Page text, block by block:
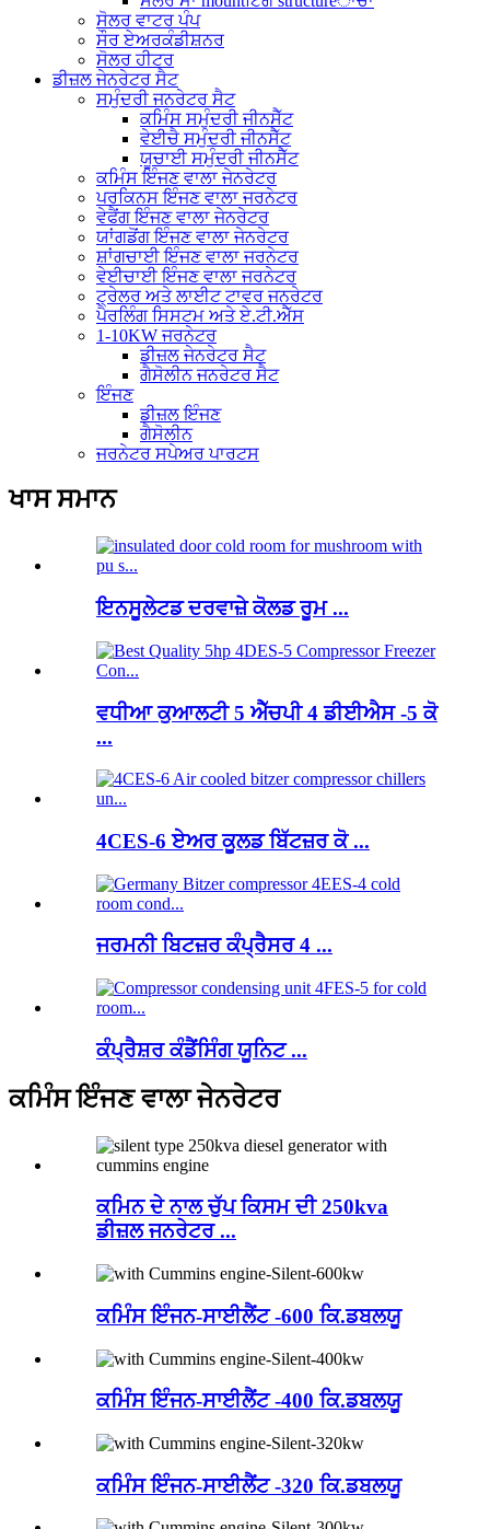
ਸੋਲਰ ਵਾਟਰ ਪੰਪ
ਸੌਰ ਏਅਰਕੰਡੀਸ਼ਨਰ
ਸੋਲਰ ਹੀਟਰ
ਡੀਜ਼ਲ ਜੇਨਰੇਟਰ ਸੈਟ
ਸਮੁੰਦਰੀ ਜਨਰੇਟਰ ਸੈਟ
ਕਮਿੰਸ ਸਮੁੰਦਰੀ ਜੀਨਸੈੱਟ
ਵੇਈਚੈ ਸਮੁੰਦਰੀ ਜੀਨਸੈੱਟ
ਯੂਚਾਈ ਸਮੁੰਦਰੀ ਜੀਨਸੈੱਟ
ਕਮਿੰਸ ਇੰਜਣ ਵਾਲਾ ਜੇਨਰੇਟਰ
ਪਰਕਿਨਸ ਇੰਜਣ ਵਾਲਾ ਜਰਨੇਟਰ
ਵੇਫੈਂਗ ਇੰਜਣ ਵਾਲਾ ਜੇਨਰੇਟਰ
ਯਾਂਗਡੋਂਗ ਇੰਜਣ ਵਾਲਾ ਜੇਨਰੇਟਰ
ਸ਼ਾਂਗਚਾਈ ਇੰਜਣ ਵਾਲਾ ਜਰਨੇਟਰ
ਵੇਈਚਾਈ ਇੰਜਣ ਵਾਲਾ ਜਰਨੇਟਰ
ਟ੍ਰੇਲਰ ਅਤੇ ਲਾਈਟ ਟਾਵਰ ਜਨਰੇਟਰ
ਪੈਰਲਿੰਗ ਸਿਸਟਮ ਅਤੇ ਏ.ਟੀ.ਐੱਸ
1-10KW ਜਰਨੇਟਰ
ਡੀਜ਼ਲ ਜੇਨਰੇਟਰ ਸੈਟ
ਗੈਸੋਲੀਨ ਜਨਰੇਟਰ ਸੈਟ
ਇੰਜਣ
ਡੀਜ਼ਲ ਇੰਜਣ
ਗੈਸੋਲੀਨ
ਜਰਨੇਟਰ ਸਪੇਅਰ ਪਾਰਟਸ
ਖਾਸ ਸਮਾਨ
ਇਨਸੂਲੇਟਡ ਦਰਵਾਜ਼ੇ ਕੋਲਡ ਰੂਮ ...
ਵਧੀਆ ਕੁਆਲਟੀ 5 ਐੱਚਪੀ 4 ਡੀਈਐਸ -5 ਕੋ
...
4CES-6 ਏਅਰ ਕੂਲਡ ਬਿੱਟਜ਼ਰ ਕੋ ...
ਜਰਮਨੀ ਬਿਟਜ਼ਰ ਕੰਪ੍ਰੈਸਰ 4 ...
ਕੰਪ੍ਰੈਸ਼ਰ ਕੰਡੈਂਸਿੰਗ ਯੂਨਿਟ ...
ਕਮਿੰਸ ਇੰਜਣ ਵਾਲਾ ਜੇਨਰੇਟਰ
ਕਮਿਨ ਦੇ ਨਾਲ ਚੁੱਪ ਕਿਸਮ ਦੀ 250kva
ਡੀਜ਼ਲ ਜਨਰੇਟਰ ...
ਕਮਿੰਸ ਇੰਜਨ-ਸਾਈਲੈਂਟ -600 ਕਿ.ਡਬਲਯੂ
ਕਮਿੰਸ ਇੰਜਨ-ਸਾਈਲੈਂਟ -400 ਕਿ.ਡਬਲਯੂ
ਕਮਿੰਸ ਇੰਜਨ-ਸਾਈਲੈਂਟ -320 ਕਿ.ਡਬਲਯੂ